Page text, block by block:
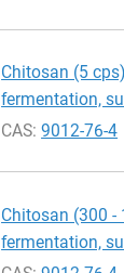
Chitosan (5
fermentation,
CAS:9012-76-4
Chitosan (300
fermentation,